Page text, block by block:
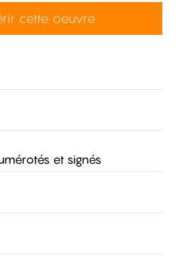
et signés
cette oeuvre